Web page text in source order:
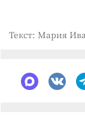
Текст: Мария